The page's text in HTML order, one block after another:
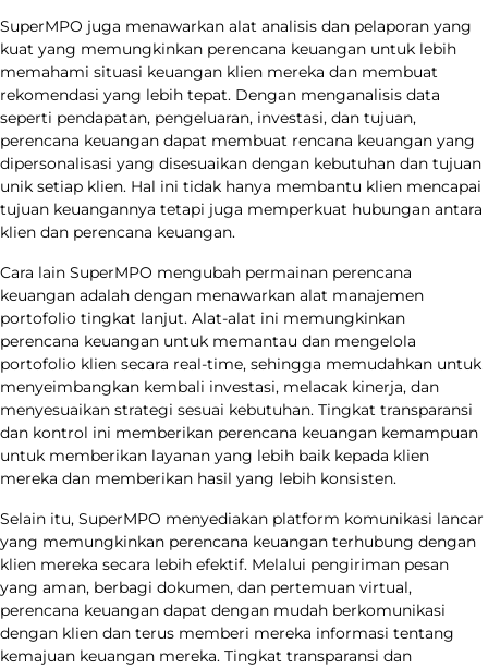
SuperMPO juga menawarkan alat analisis dan pelaporan yang
kuat yang memungkinkan perencana keuangan untuk lebih
memahami situasi keuangan klien mereka dan membuat
rekomendasi yang lebih tepat. Dengan menganalisis data
seperti pendapatan, pengeluaran, investasi, dan tujuan,
perencana keuangan dapat membuat rencana keuangan yang
dipersonalisasi yang disesuaikan dengan kebutuhan dan tujuan
unik setiap klien. Hal ini tidak hanya membantu klien mencapai
tujuan keuangannya tetapi juga memperkuat hubungan antara
klien dan perencana keuangan.
Cara lain SuperMPO mengubah permainan perencana
keuangan adalah dengan menawarkan alat manajemen
portofolio tingkat lanjut. Alat-alat ini memungkinkan
perencana keuangan untuk memantau dan mengelola
portofolio klien secara real-time, sehingga memudahkan untuk
menyeimbangkan kembali investasi, melacak kinerja, dan
menyesuaikan strategi sesuai kebutuhan. Tingkat transparansi
dan kontrol ini memberikan perencana keuangan kemampuan
untuk memberikan layanan yang lebih baik kepada klien
mereka dan memberikan hasil yang lebih konsisten.
Selain itu, SuperMPO menyediakan platform komunikasi lancar
yang memungkinkan perencana keuangan terhubung dengan
klien mereka secara lebih efektif. Melalui pengiriman pesan
yang aman, berbagi dokumen, dan pertemuan virtual,
perencana keuangan dapat dengan mudah berkomunikasi
dengan klien dan terus memberi mereka informasi tentang
kemajuan keuangan mereka. Tingkat transparansi dan